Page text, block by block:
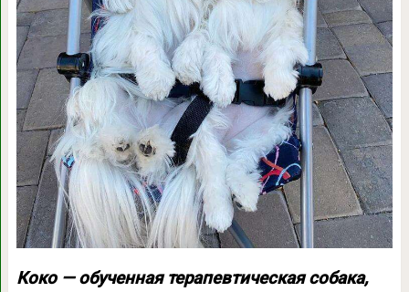
Коко — обученная терапевтическая собака,